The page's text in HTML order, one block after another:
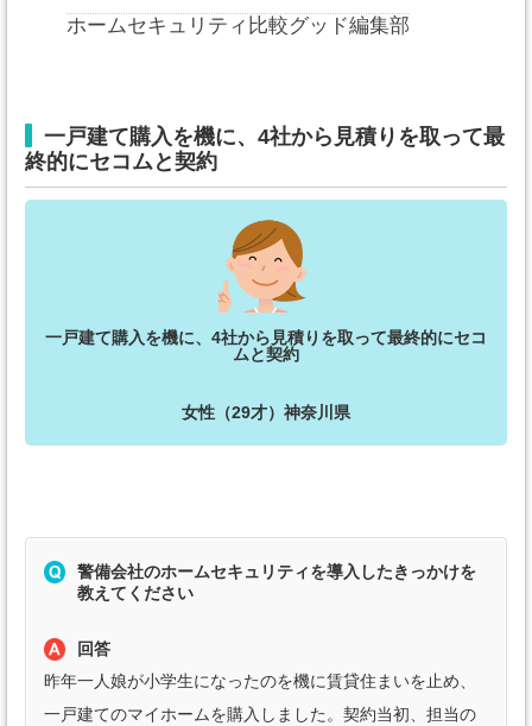
ホームセキュリティ比較グッド編集部
一戸建て購入を機に、4社から見積りを取って最
終的にセコムと契約
一戸建て購入を機に、4社から見積りを取って最終的にセコ
ムと契約
女性（29才）神奈川県
警備会社のホームセキュリティを導入したきっかけを
教えてください
回答
昨年一人娘が小学生になったのを機に賃貸住まいを止め、
一戸建てのマイホームを購入しました。契約当初、担当の